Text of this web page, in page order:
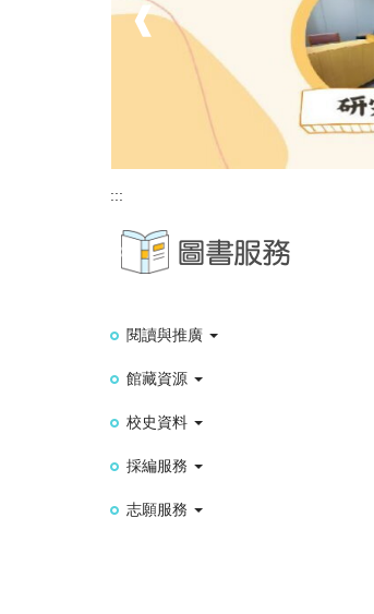
❰
:::
閱讀與推廣
館藏資源
校史資料
採編服務
志願服務